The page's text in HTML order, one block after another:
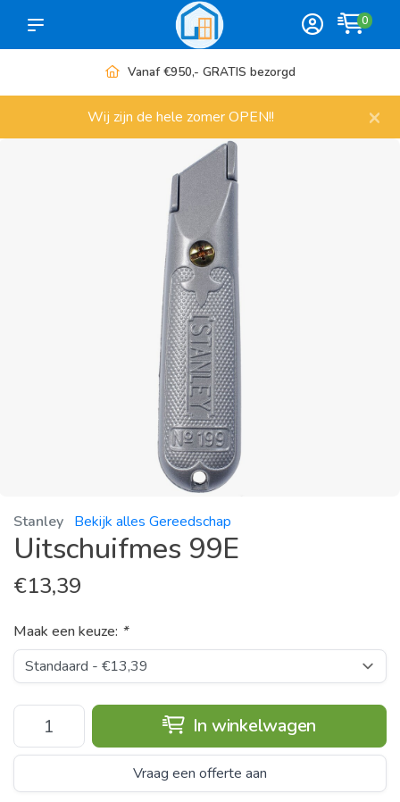
0
Vanaf €950,- GRATIS bezorgd
Wij zijn de hele zomer OPEN!! ×
Stanley Bekijk alles Gereedschap
Uitschuifmes 99E
€13,39
Maak een keuze: *
In winkelwagen
Vraag een offerte aan